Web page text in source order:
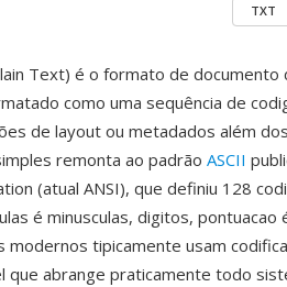
TXT
Text) é o formato de
como uma sequência de
de layout ou metadados além
remonta ao padrão ASCII
(atual ANSI), que definiu 128
é minusculas, digitos,
modernos tipicamente usam
que abrange praticamente todo